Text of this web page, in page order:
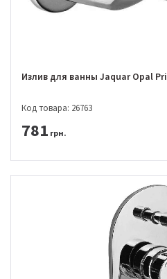
Излив для ванны Jaquar Opal
Код товара: 26763
781 грн.